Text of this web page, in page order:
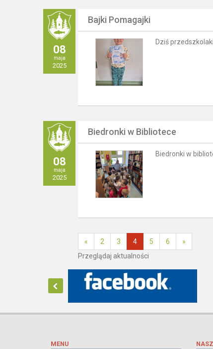
08
maja
2025
Bajki Pomagajki
Dziś
08
maja
2025
Biedronki w Bibliotece
Biedronki w
« 2 3 4 5 6
»
Przeglądaj aktualności
MENU